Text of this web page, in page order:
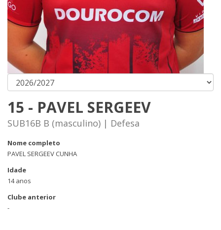
15 - PAVEL SERGEEV
SUB16B B (masculino) | Defesa
Nome completo
PAVEL SERGEEV CUNHA
Idade
14 anos
Clube anterior
-